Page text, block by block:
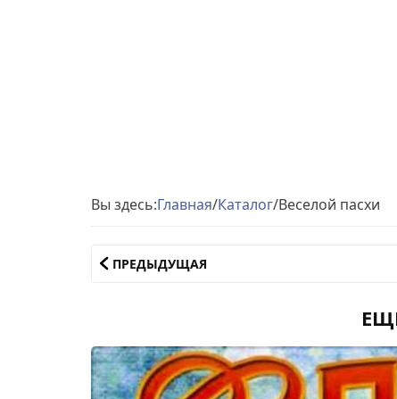
Вы здесь:Главная/Каталог/Веселой пасхи
ПРЕДЫДУЩАЯ